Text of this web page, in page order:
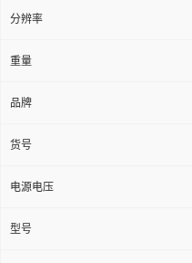
分辨率
重量
品牌
货号
电源电压
型号